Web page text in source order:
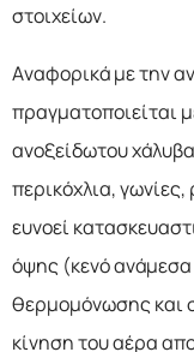
στοιχείων.
Αναφορικά με την
πραγματοποιείται
ανοξείδωτου
περικόχλια,
ευνοεί
όψης (κενό ανάμεσα
θερμομόνωσης και
κίνηση του αέρα